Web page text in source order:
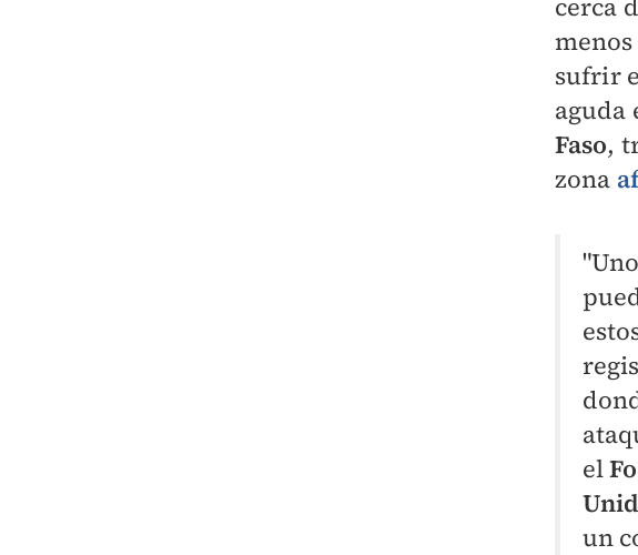
cerca
sufrir
aguda
Faso,
zona
el
un